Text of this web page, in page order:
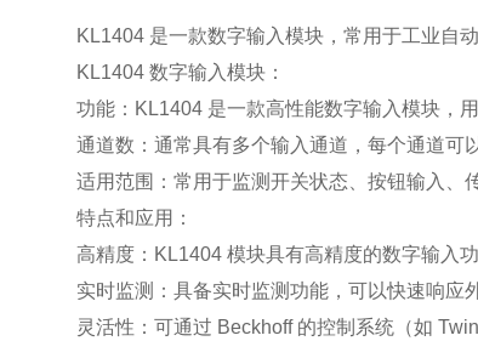
KL1404 是一款数字输入模块，常用于工业自
KL1404 数字输入模块：
功能：KL1404 是一款高性能数字输入模块，
通道数：通常具有多个输入通道，每个通道可
适用范围：常用于监测开关状态、按钮输入、
特点和应用：
高精度：KL1404 模块具有高精度的数字输入
实时监测：具备实时监测功能，可以快速响应
灵活性：可通过 Beckhoff 的控制系统（如